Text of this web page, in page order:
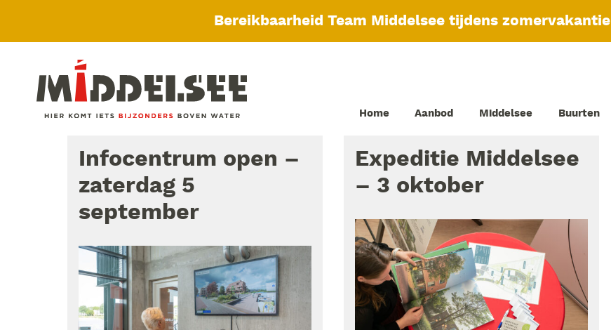
Bereikbaarheid Team Middelsee tijdens zomervakantie
Home Aanbod Middelsee Buurten
Infocentrum open –
zaterdag 5
september
Expeditie Middelsee
– 3 oktober